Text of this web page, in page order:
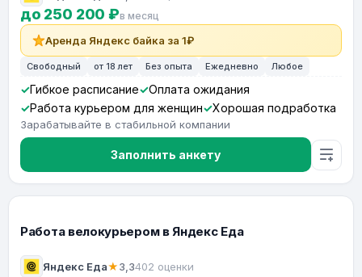
до 250 200 ₽в месяц
Аренда Яндекс байка за 1₽
Свободный от 18 лет Без опыта Ежедневно Любое
Гибкое расписание
Оплата ожидания
Работа курьером для женщин
Хорошая подработка
Зарабатывайте в стабильной компании
Заполнить анкету
Работа велокурьером в Яндекс Еда
Яндекс Еда★3,3402 оценки